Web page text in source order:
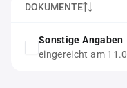
DOKUMENTE
Sonstige Angaben
eingereicht am